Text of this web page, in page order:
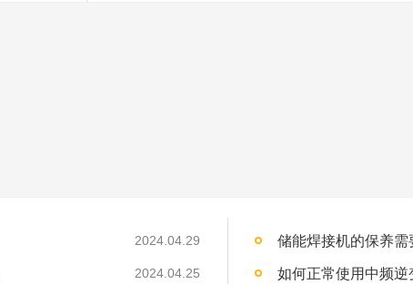
2024.04.29
2024.04.25
储能焊接机的保养需
如何正常使用中频逆变